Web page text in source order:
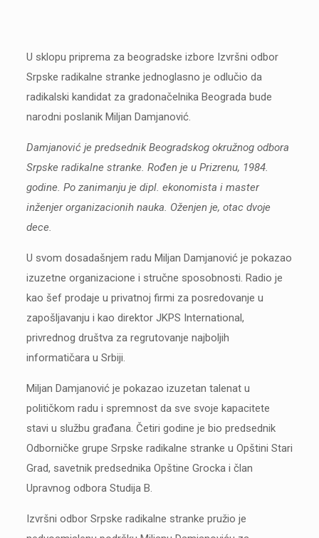
U sklopu priprema za beogradske izbore Izvršni odbor
Srpske radikalne stranke jednoglasno je odlučio da
radikalski kandidat za gradonačelnika Beograda bude
narodni poslanik Miljan Damjanović.
Damjanović je predsednik Beogradskog okružnog odbora
Srpske radikalne stranke. Rođen je u Prizrenu, 1984.
godine. Po zanimanju je dipl. ekonomista i master
inženjer organizacionih nauka. Oženjen je, otac dvoje
dece.
U svom dosadašnjem radu Miljan Damjanović je pokazao
izuzetne organizacione i stručne sposobnosti. Radio je
kao šef prodaje u privatnoj firmi za posredovanje u
zapošljavanju i kao direktor JKPS International,
privrednog društva za regrutovanje najboljih
informatičara u Srbiji.
Miljan Damjanović je pokazao izuzetan talenat u
političkom radu i spremnost da sve svoje kapacitete
stavi u službu građana. Četiri godine je bio predsednik
Odborničke grupe Srpske radikalne stranke u Opštini Stari
Grad, savetnik predsednika Opštine Grocka i član
Upravnog odbora Studija B.
Izvršni odbor Srpske radikalne stranke pružio je